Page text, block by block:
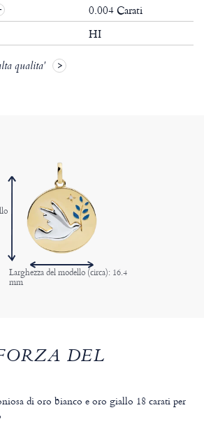
0.004 Carati
HI
qualita'
Larghezza del modello (circa): 16.4
mm
DEL
di oro bianco e oro giallo 18 carati per